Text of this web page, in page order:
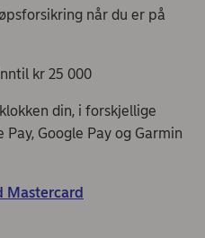
når du er på
kr 25 000
din, i forskjellige
Google Pay og Garmin
Mastercard